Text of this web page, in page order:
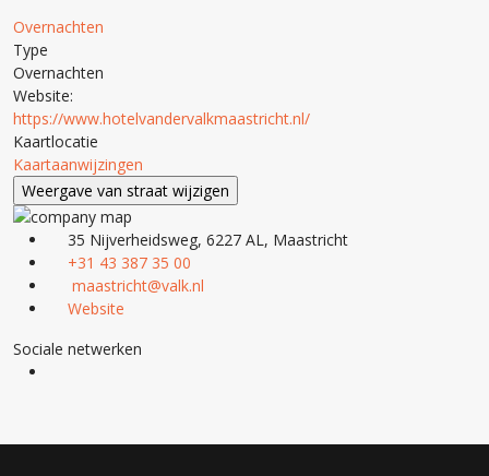
Overnachten
Type
Overnachten
Website:
https://www.hotelvandervalkmaastricht.nl/
Kaartlocatie
Kaartaanwijzingen
35 Nijverheidsweg, 6227 AL, Maastricht
+31 43 387 35 00
maastricht@valk.nl
Website
Sociale netwerken